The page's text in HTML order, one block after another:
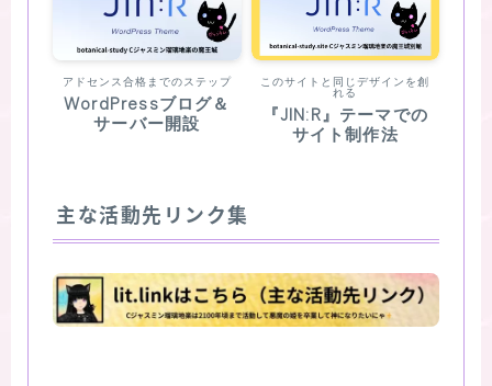
アドセンス合格までのステップ
WordPressブログ＆
サーバー開設
このサイトと同じデザインを創
れる
『JIN:R』テーマでの
サイト制作法
主な活動先リンク集